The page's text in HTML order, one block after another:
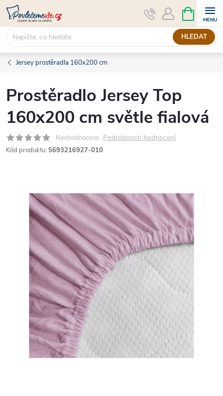
Přejít
obsah
HLEDAT
NÁKUPNÍ
KOŠÍK
Jersey prostěradla 160x200 cm
Prostěradlo Jersey Top
160x200 cm světle fialová
Neohodnoceno Podrobnosti hodnocení
Kód produktu: 5693216927-010